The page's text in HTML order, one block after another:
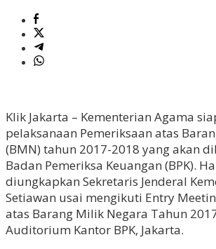
Klik Jakarta – Kementerian Agama
pelaksanaan Pemeriksaan atas
(BMN) tahun 2017-2018 yang akan
Badan Pemeriksa Keuangan (BPK).
diungkapkan Sekretaris Jenderal
Setiawan usai mengikuti Entry
atas Barang Milik Negara Tahun
Auditorium Kantor BPK, Jakarta.